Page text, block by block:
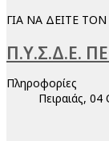
ΓΙΑ ΝΑ ΔΕΙΤΕ
Π.Υ.Σ.Δ.Ε.
Πληροφορίες
Πειραιάς,